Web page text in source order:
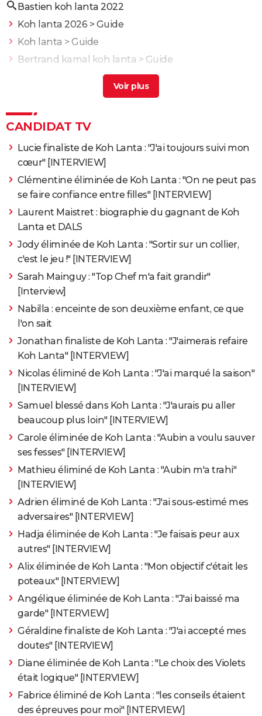
Bastien koh lanta 2022
Koh lanta 2026 > Guide
Koh lanta > Guide
Bertrand kamal koh lanta > Guide
Clemence koh lanta> Guide
CANDIDAT TV
Lucie finaliste de Koh Lanta : "J'ai toujours suivi mon
cœur" [INTERVIEW]
Clémentine éliminée de Koh Lanta : "On ne peut pas
se faire confiance entre filles" [INTERVIEW]
Laurent Maistret : biographie du gagnant de Koh
Lanta et DALS
Jody éliminée de Koh Lanta : "Sortir sur un collier,
c'est le jeu !" [INTERVIEW]
Sarah Mainguy : "Top Chef m'a fait grandir"
[Interview]
Nabilla : enceinte de son deuxième enfant, ce que
l'on sait
Jonathan finaliste de Koh Lanta : "J'aimerais refaire
Koh Lanta" [INTERVIEW]
Nicolas éliminé de Koh Lanta : "J'ai marqué la saison"
[INTERVIEW]
Samuel blessé dans Koh Lanta : "J'aurais pu aller
beaucoup plus loin" [INTERVIEW]
Carole éliminée de Koh Lanta : "Aubin a voulu sauver
ses fesses" [INTERVIEW]
Mathieu éliminé de Koh Lanta : "Aubin m'a trahi"
[INTERVIEW]
Adrien éliminé de Koh Lanta : "J'ai sous-estimé mes
adversaires" [INTERVIEW]
Hadja éliminée de Koh Lanta : "Je faisais peur aux
autres" [INTERVIEW]
Alix éliminée de Koh Lanta : "Mon objectif c'était les
poteaux" [INTERVIEW]
Angélique éliminée de Koh Lanta : "J'ai baissé ma
garde" [INTERVIEW]
Géraldine finaliste de Koh Lanta : "J'ai accepté mes
doutes" [INTERVIEW]
Diane éliminée de Koh Lanta : "Le choix des Violets
était logique" [INTERVIEW]
Fabrice éliminé de Koh Lanta : "les conseils étaient
des épreuves pour moi" [INTERVIEW]